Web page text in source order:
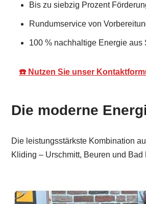
Bis zu siebzig Prozent
Rundumservice von
100 % nachhaltige Energie aus
☎️ Nutzen Sie unser
Die moderne
Die leistungsstärkste Kombination
Kliding – Urschmitt, Beuren und Bad